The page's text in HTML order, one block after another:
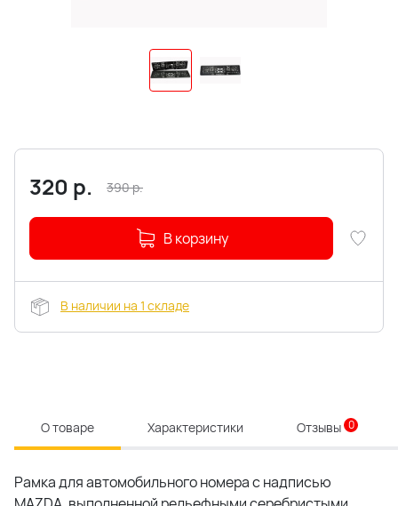
320 р. 390р.
В корзину
В наличии на 1 складе
О товаре Характеристики Отзывы 0
Рамка для автомобильного номера с надписью